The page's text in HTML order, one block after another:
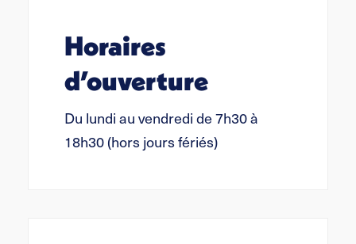
Horaires
d’ouverture
Du lundi au vendredi de 7h30 à
18h30 (hors jours fériés)